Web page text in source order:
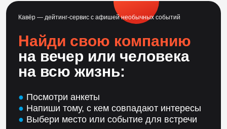
Кавёр — дейтинг-сервис с афишей необычных событий
Найди свою компанию
на вечер или человека
на всю жизнь:
● Посмотри анкеты
● Напиши тому, с кем совпадают интересы
● Выбери место или событие для встречи